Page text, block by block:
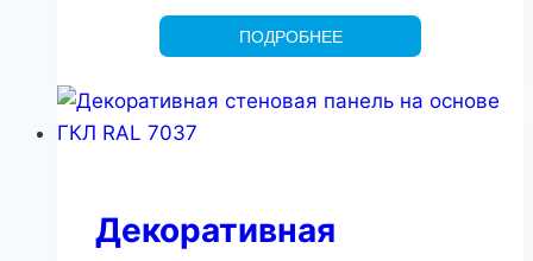
ПОДРОБНЕЕ
Декоративная